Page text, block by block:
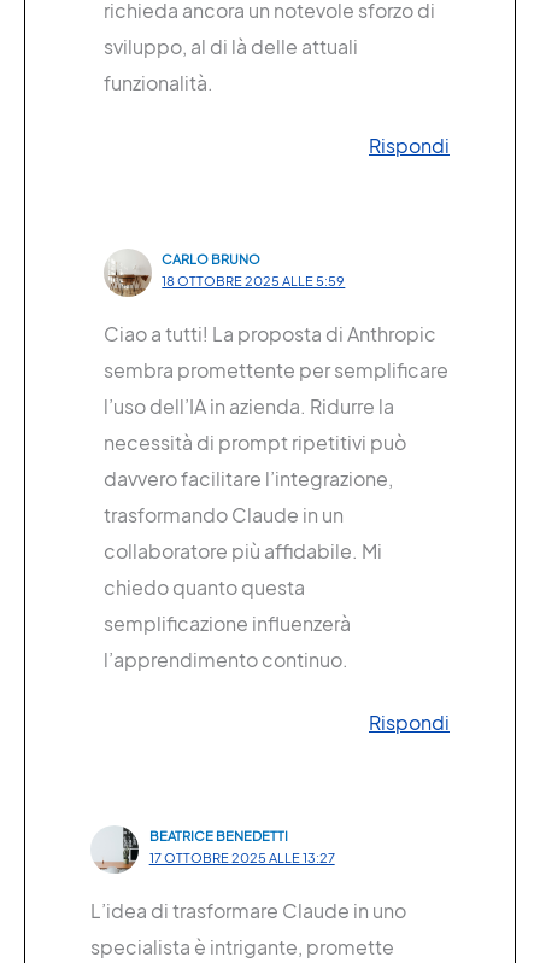
richieda ancora un notevole sforzo di
sviluppo, al di là delle attuali
funzionalità.
Rispondi
CARLO BRUNO
18 OTTOBRE 2025 ALLE 5:59
Ciao a tutti! La proposta di Anthropic
sembra promettente per semplificare
l’uso dell’IA in azienda. Ridurre la
necessità di prompt ripetitivi può
davvero facilitare l’integrazione,
trasformando Claude in un
collaboratore più affidabile. Mi
chiedo quanto questa
semplificazione influenzerà
l’apprendimento continuo.
Rispondi
BEATRICE BENEDETTI
17 OTTOBRE 2025 ALLE 13:27
L’idea di trasformare Claude in uno
specialista è intrigante, promette